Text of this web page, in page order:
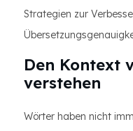
Strategien zur
Den Kontext
verstehen
Wörter haben nicht